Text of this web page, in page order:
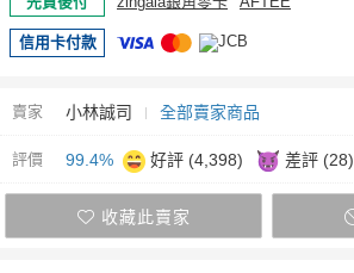
信用卡付款
賣家 小林誠司 全部賣家商品
評價 99.4% 好評 (4,398) 差評 (28)
收藏此賣家